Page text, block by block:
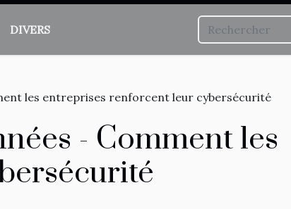
DIVERS
les entreprises renforcent leur cybersécurité
- Comment les